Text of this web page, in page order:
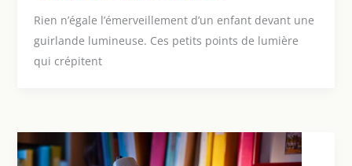
Rien n’égale l’émerveillement d’un enfant devant une
guirlande lumineuse. Ces petits points de lumière
qui crépitent